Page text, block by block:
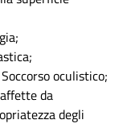
oculistico;
da
degli